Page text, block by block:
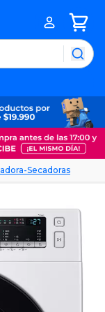
Secadoras